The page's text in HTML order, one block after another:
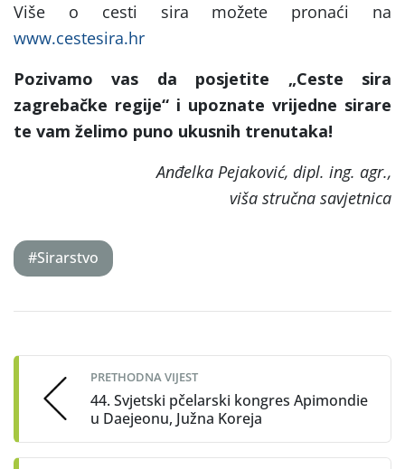
Više o cesti sira možete pronaći na
www.cestesira.hr
Pozivamo vas da posjetite „Ceste sira
zagrebačke regije“ i upoznate vrijedne sirare
te vam želimo puno ukusnih trenutaka!
Anđelka Pejaković, dipl. ing. agr.,
viša stručna savjetnica
#Sirarstvo
navigation
PRETHODNA VIJEST
44. Svjetski pčelarski kongres Apimondie
u Daejeonu, Južna Koreja